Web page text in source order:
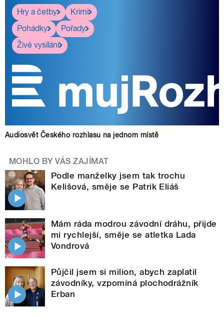
Hry a četby
Krimi
Pohádky
Pořady
Živé vysílání
Audiosvět Českého rozhlasu na jednom místě
MOHLO BY VÁS ZAJÍMAT
Podle manželky jsem tak trochu
Kelišová, směje se Patrik Eliáš
Mám ráda modrou závodní dráhu, přijde
mi rychlejší, směje se atletka Lada
Vondrová
Půjčil jsem si milion, abych zaplatil
závodníky, vzpomíná plochodrážník
Erban